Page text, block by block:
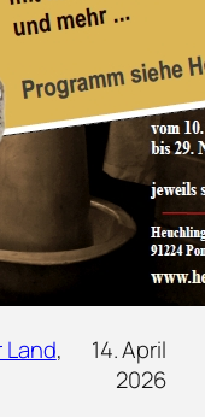
Land
14. April
2026